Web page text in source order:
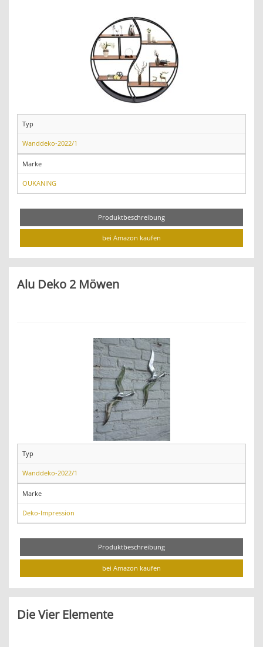
Typ
Wanddeko-2022/1
Marke
OUKANING
Produktbeschreibung
bei Amazon kaufen
Alu Deko 2 Möwen
Typ
Wanddeko-2022/1
Marke
Deko-Impression
Produktbeschreibung
bei Amazon kaufen
Die Vier Elemente